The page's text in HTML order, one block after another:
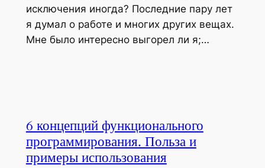
исключения иногда? Последние пару лет
я думал о работе и многих других вещах.
Мне было интересно выгорел ли я;…
6 концепций функционального
программирования. Польза и
примеры использования